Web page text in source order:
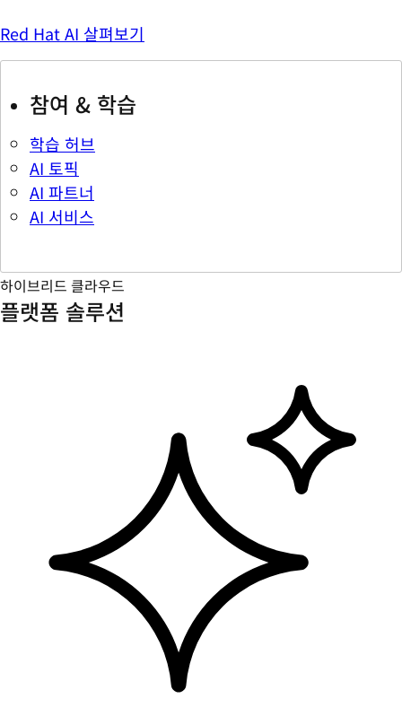
Red Hat AI 살펴보기
참여 & 학습
학습 허브
AI 토픽
AI 파트너
AI 서비스
하이브리드 클라우드
플랫폼 솔루션